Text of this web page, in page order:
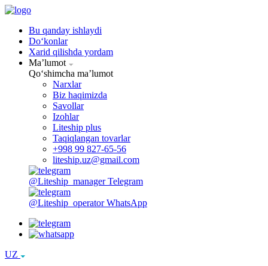
Bu qanday ishlaydi
Doʻkonlar
Xarid qilishda yordam
Maʼlumot
Qoʻshimcha maʼlumot
Narxlar
Biz haqimizda
Savollar
Izohlar
Liteship plus
Taqiqlangan tovarlar
+998 99 827-65-56
liteship.uz@gmail.com
@Liteship_manager Telegram
@Liteship_operator WhatsApp
UZ